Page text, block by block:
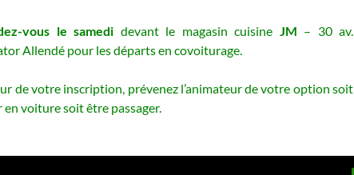
vous le samedi devant le magasin cuisine JM – 30 av.
Allendé pour les départs en covoiturage.
de votre inscription, prévenez l’animateur de votre option soit
en voiture soit être passager.